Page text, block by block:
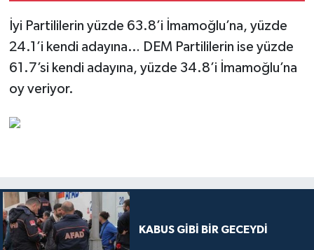
İyi Partililerin yüzde 63.8’i İmamoğlu’na, yüzde
24.1’i kendi adayına… DEM Partililerin ise yüzde
61.7’si kendi adayına, yüzde 34.8’i İmamoğlu’na
oy veriyor.
KABUS GİBİ BİR GECEYDİ